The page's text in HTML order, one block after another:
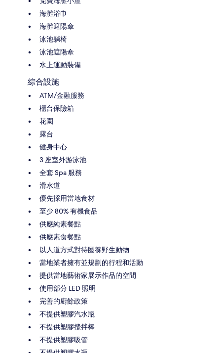
海灘浴巾
海灘遮陽傘
泳池躺椅
泳池遮陽傘
水上運動裝備
綜合設施
ATM/金融服務
櫃台保險箱
花園
露台
健身中心
3 座室外游泳池
全套 Spa 服務
滑水道
優先採用當地食材
至少 80% 有機食品
供應純素餐點
供應素食餐點
以人道方式對待圈養野生動物
當地業者擁有並規劃的行程和活動
提供當地藝術家展示作品的空間
使用部分 LED 照明
完善的廚餘政策
不提供塑膠汽水瓶
不提供塑膠攪拌棒
不提供塑膠吸管